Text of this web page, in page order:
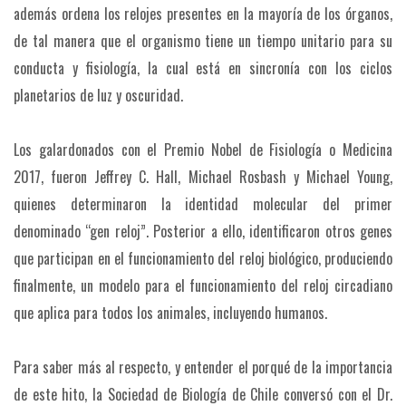
además ordena los relojes presentes en la mayoría de los órganos,
de tal manera que el organismo tiene un tiempo unitario para su
conducta y fisiología, la cual está en sincronía con los ciclos
planetarios de luz y oscuridad.
Los galardonados con el Premio Nobel de Fisiología o Medicina
2017, fueron Jeffrey C. Hall, Michael Rosbash y Michael Young,
quienes determinaron la identidad molecular del primer
denominado “gen reloj”. Posterior a ello, identificaron otros genes
que participan en el funcionamiento del reloj biológico, produciendo
finalmente, un modelo para el funcionamiento del reloj circadiano
que aplica para todos los animales, incluyendo humanos.
Para saber más al respecto, y entender el porqué de la importancia
de este hito, la Sociedad de Biología de Chile conversó con el Dr.